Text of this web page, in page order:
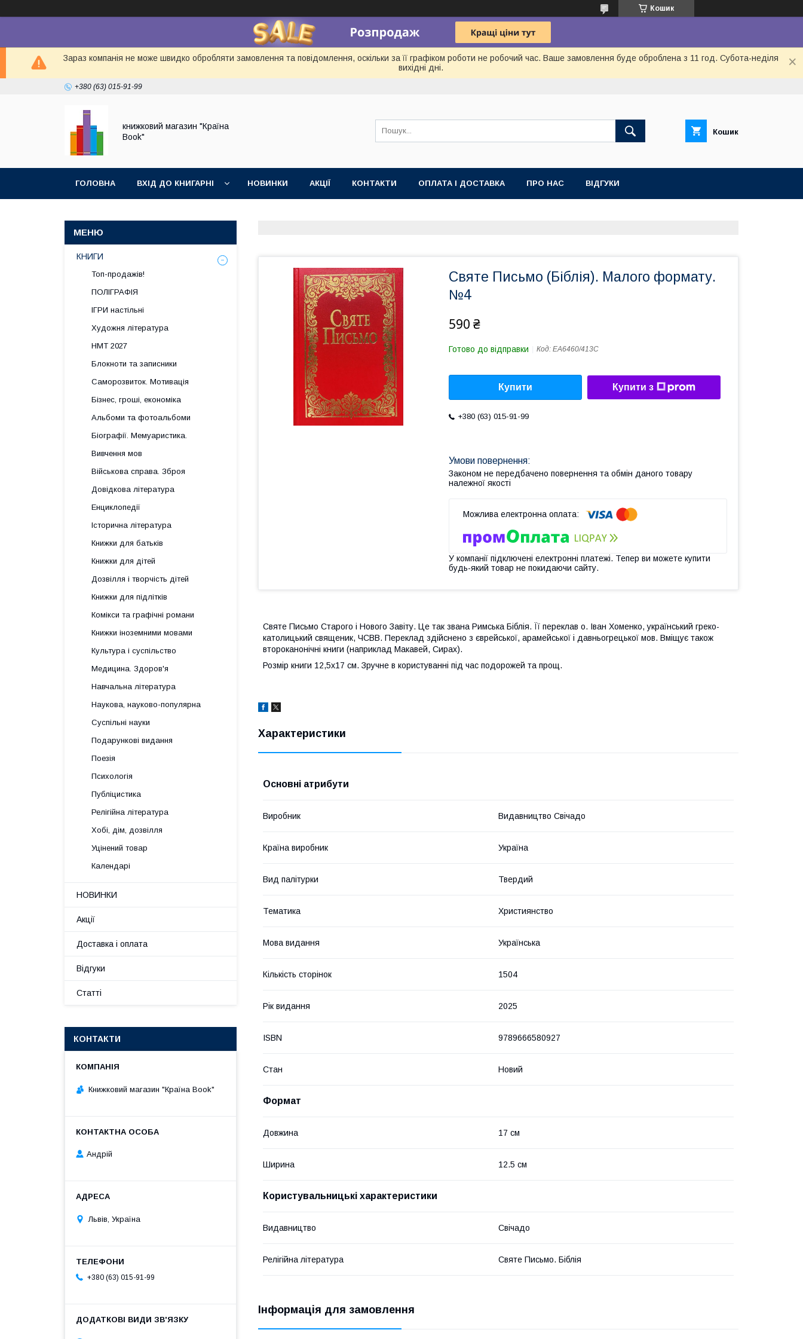
Кошик
Зараз компанія не може швидко обробляти замовлення та повідомлення, оскільки за її графіком роботи не робочий час. Ваше замовлення буде оброблена з 11 год. Субота-неділя
вихідні дні.
+380 (63) 015-91-99
книжковий магазин "Країна
Book"
Кошик
ГОЛОВНА ВХІД ДО КНИГАРНІ НОВИНКИ АКЦІЇ КОНТАКТИ ОПЛАТА І ДОСТАВКА ПРО НАС ВІДГУКИ
Святе Письмо (Біблія). Малого формату.
№4
590 ₴
Готово до відправки Код: ЕА6460/413С
Купити Купити з
+380 (63) 015-91-99
Законом не передбачено повернення та обмін даного товару
належної якості
У компанії підключені електронні платежі. Тепер ви можете купити
будь-який товар не покидаючи сайту.
Святе Письмо Старого і Нового Завіту. Це так звана Римська Біблія. Її переклав о. Іван Хоменко, український греко-
католицький священик, ЧСВВ. Переклад здійснено з єврейської, арамейської і давньогрецької мов. Вміщує також
второканонічні книги (наприклад Макавей, Сирах).
Розмір книги 12,5х17 см. Зручне в користуванні під час подорожей та прощ.
Характеристики
Основні атрибути
Виробник Видавництво Свічадо
Країна виробник Україна
Вид палітурки Твердий
Тематика Християнство
Мова видання Українська
Кількість сторінок 1504
Рік видання 2025
ISBN 9789666580927
Стан Новий
Формат
Довжина 17 см
Ширина 12.5 см
Користувальницькі характеристики
Видавництво Свічадо
Релігійна література Святе Письмо. Біблія
Інформація для замовлення
КНИГИ
Топ-продажів!
ПОЛІГРАФІЯ
ІГРИ настільні
Художня література
НМТ 2027
Блокноти та записники
Саморозвиток. Мотивація
Бізнес, гроші, економіка
Альбоми та фотоальбоми
Біографії. Мемуаристика.
Вивчення мов
Військова справа. Зброя
Довідкова література
Енциклопедії
Історична література
Книжки для батьків
Книжки для дітей
Дозвілля і творчість дітей
Книжки для підлітків
Комікси та графічні романи
Книжки іноземними мовами
Культура і суспільство
Медицина. Здоров'я
Навчальна література
Наукова, науково-популярна
Суспільні науки
Подарункові видання
Поезія
Психологія
Публіцистика
Релігійна література
Хобі, дім, дозвілля
Уцінений товар
Календарі
НОВИНКИ
Акції
Доставка і оплата
Відгуки
Статті
КОНТАКТИ
Книжковий магазин "Країна Book"
Андрій
Львів, Україна
+380 (63) 015-91-99